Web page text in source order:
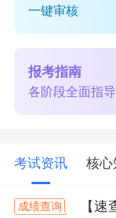
一键审核
报考指南
各阶段全面指导
考试资讯 核心
成绩查询